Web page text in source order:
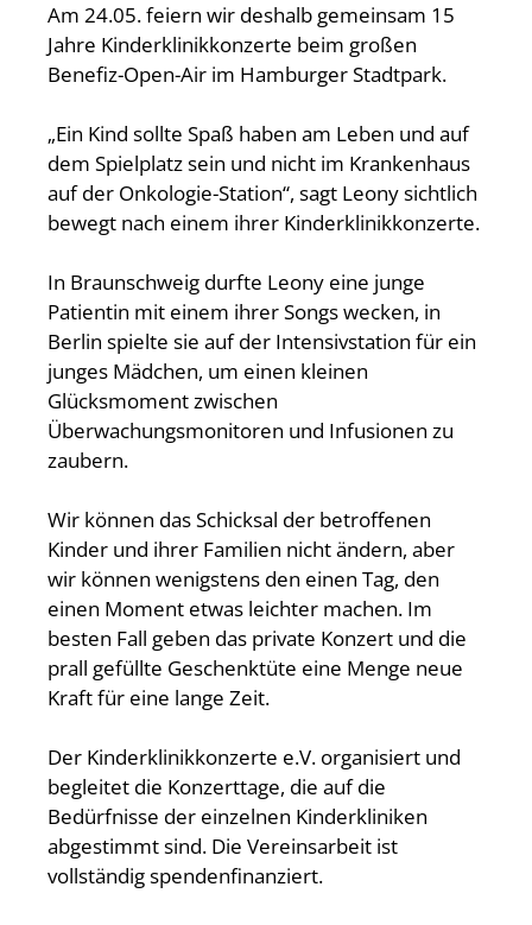
Am 24.05. feiern wir deshalb gemeinsam 15
Jahre Kinderklinikkonzerte beim großen
Benefiz-Open-Air im Hamburger Stadtpark.
„Ein Kind sollte Spaß haben am Leben und auf
dem Spielplatz sein und nicht im Krankenhaus
auf der Onkologie-Station“, sagt Leony sichtlich
bewegt nach einem ihrer Kinderklinikkonzerte.
In Braunschweig durfte Leony eine junge
Patientin mit einem ihrer Songs wecken, in
Berlin spielte sie auf der Intensivstation für ein
junges Mädchen, um einen kleinen
Glücksmoment zwischen
Überwachungsmonitoren und Infusionen zu
zaubern.
Wir können das Schicksal der betroffenen
Kinder und ihrer Familien nicht ändern, aber
wir können wenigstens den einen Tag, den
einen Moment etwas leichter machen. Im
besten Fall geben das private Konzert und die
prall gefüllte Geschenktüte eine Menge neue
Kraft für eine lange Zeit.
Der Kinderklinikkonzerte e.V. organisiert und
begleitet die Konzerttage, die auf die
Bedürfnisse der einzelnen Kinderkliniken
abgestimmt sind. Die Vereinsarbeit ist
vollständig spendenfinanziert.